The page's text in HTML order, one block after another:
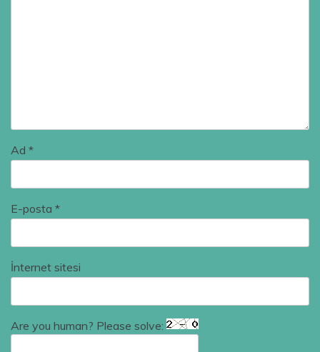
Ad *
E-posta *
İnternet sitesi
Are you human? Please solve: